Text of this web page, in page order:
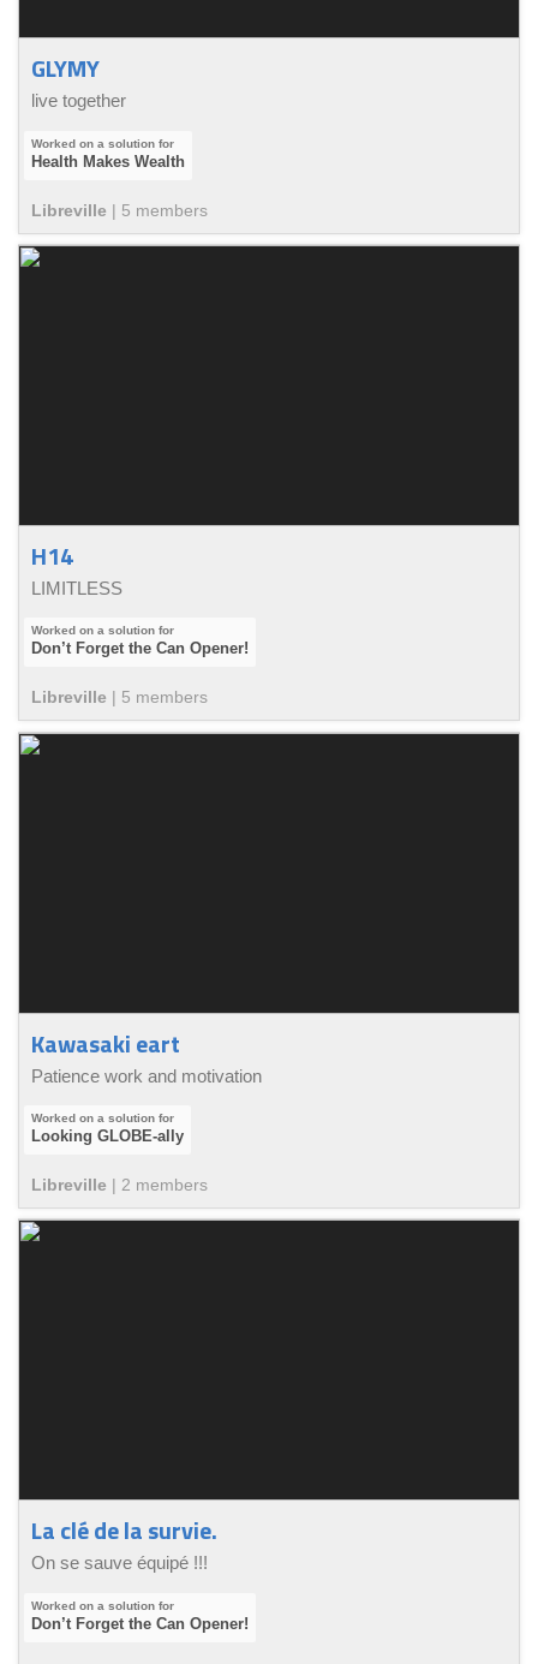
GLYMY
live together
Health Makes Wealth
Libreville | 5 members
H14
LIMITLESS
Don’t Forget the Can Opener!
Libreville | 5 members
Kawasaki eart
Patience work and motivation
Looking GLOBE-ally
Libreville | 2 members
La clé de la survie.
On se sauve équipé !!!
Don’t Forget the Can Opener!